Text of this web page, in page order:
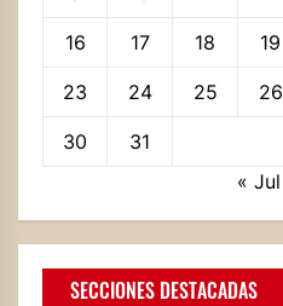
16 17 18 19
23 24 25 26
30
31
« Jul
SECCIONES DESTACADAS